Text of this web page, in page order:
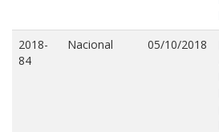
2018-
84
Nacional 05/10/2018